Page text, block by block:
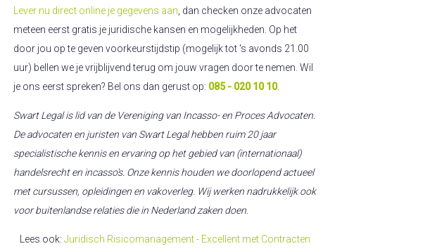
Lever nu direct online je gegevens aan, dan checken onze advocaten
meteen eerst gratis je juridische kansen en mogelijkheden. Op het
door jou op te geven voorkeurstijdstip (mogelijk tot 's avonds 21.00
uur) bellen we je vrijblijvend terug om jouw vragen door te nemen. Wil
je ons eerst spreken? Bel ons dan gerust op: 085 - 020 10 10.
Swart Legal is lid van de Vereniging van Incasso- en Proces Advocaten.
De advocaten en juristen van Swart Legal hebben ruim 20 jaar
specialistische kennis en ervaring op het gebied van (internationaal)
handelsrecht en incasso's. Onze kennis houden we doorlopend actueel
met cursussen, opleidingen en vakoverleg. Wij werken nadrukkelijk ook
voor buitenlandse relaties die in Nederland zaken doen.
Lees ook: Juridisch Risicomanagement - Excellent met Contracten